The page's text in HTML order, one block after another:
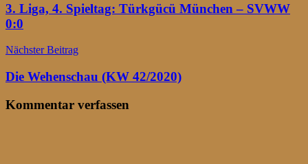
3. Liga, 4. Spieltag: Türkgücü München – SVWW
0:0
Nächster Beitrag
Die Wehenschau (KW 42/2020)
Kommentar verfassen